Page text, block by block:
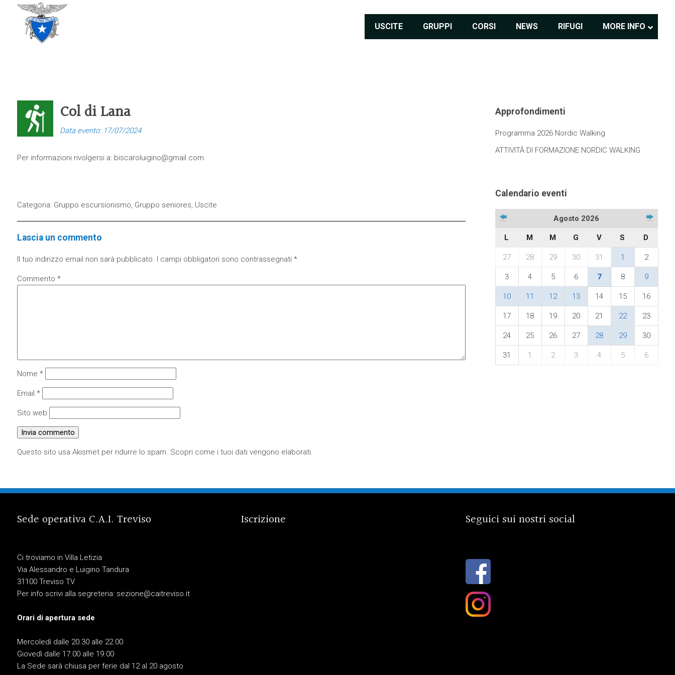
USCITE GRUPPI CORSI NEWS RIFUGI MORE INFO
Col di Lana
Data evento: 17/07/2024
Per informazioni rivolgersi a: biscaroluigino@gmail.com
Categoria: Gruppo escursionismo, Gruppo seniores, Uscite
Lascia un commento
Il tuo indirizzo email non sarà pubblicato. I campi obbligatori sono contrassegnati *
Commento *
Nome *
Email *
Sito web
Questo sito usa Akismet per ridurre lo spam. Scopri come i tuoi dati vengono elaborati.
Approfondimenti
Programma 2026 Nordic Walking
ATTIVITÀ DI FORMAZIONE NORDIC WALKING
Calendario eventi
Agosto 2026
L M M G V S D
27 28 29 30 31 1 2
3 4 5 6 7 8 9
10 11 12 13 14 15 16
17 18 19 20 21 22 23
24 25 26 27 28 29 30
31 1 2 3 4 5 6
Sede operativa C.A.I. Treviso
Ci troviamo in Villa Letizia
Via Alessandro e Luigino Tandura
31100 Treviso TV
Per info scrivi alla segreteria: sezione@caitreviso.it
Orari di apertura sede
Mercoledì dalle 20.30 alle 22.00
Giovedì dalle 17.00 alle 19.00
La Sede sarà chiusa per ferie dal 12 al 20 agosto
Iscrizione Seguici sui nostri social